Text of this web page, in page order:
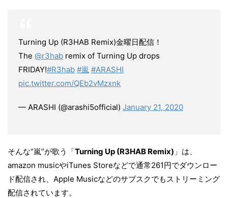
Turning Up (R3HAB Remix)金曜日配信！
The @r3hab remix of Turning Up drops
FRIDAY!#R3hab #嵐 #ARASHI
pic.twitter.com/QEb2vMzxnk
— ARASHI (@arashi5official) January 21, 2020
そんな“嵐”が歌う「Turning Up (R3HAB Remix) 」は、
amazon musicやiTunes Storeなどで通常261円でダウンロー
ド配信され、Apple Musicなどのサブスクでもストリーミング
配信されています。